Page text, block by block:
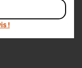
!